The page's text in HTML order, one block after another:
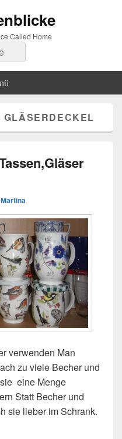
Called Home
GLÄSERDECKEL
Martina
verwenden Man
zu viele Becher und
eine Menge
Statt Becher und
sie lieber im Schrank.
etc.